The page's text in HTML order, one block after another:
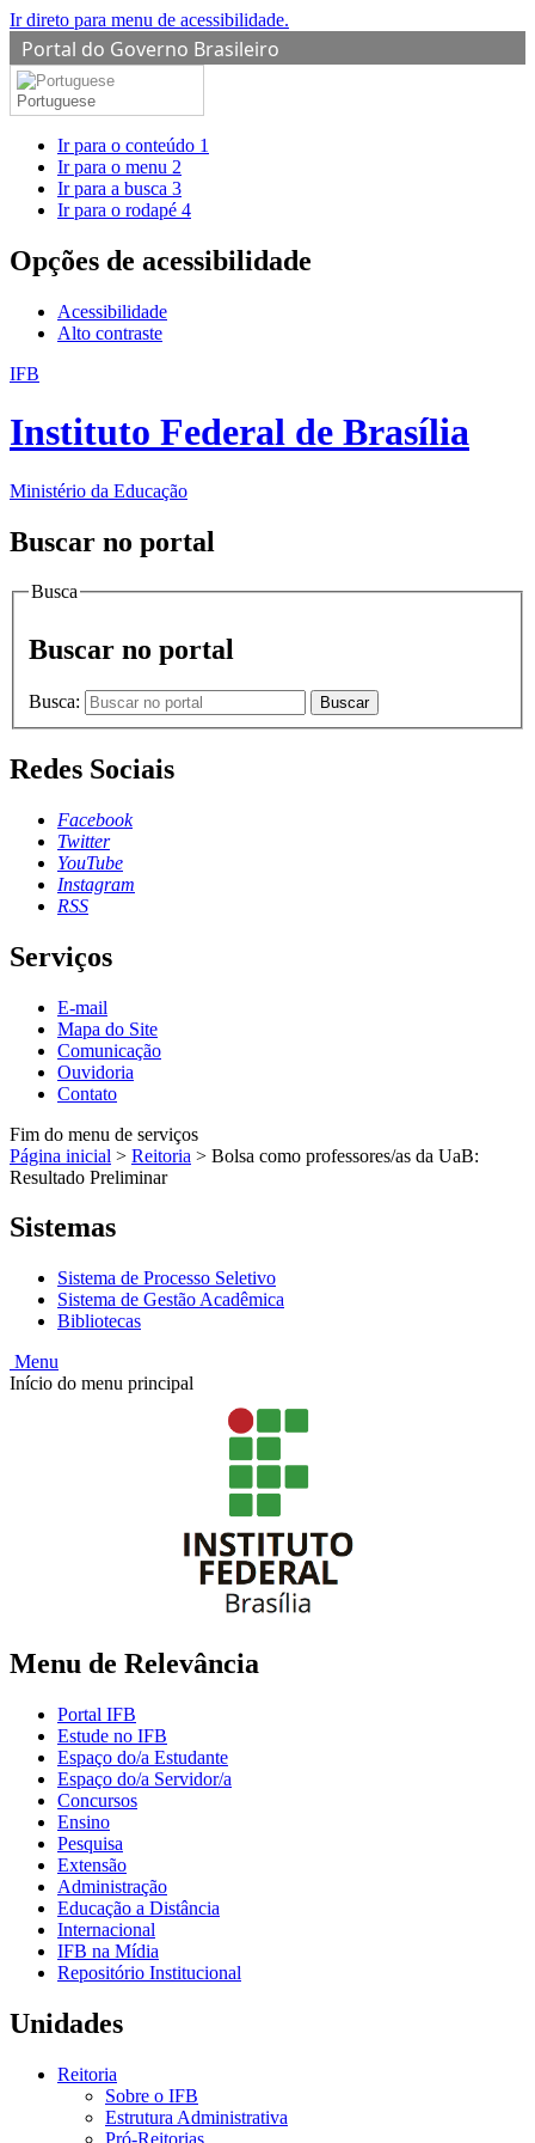
Ir direto para menu de acessibilidade.
Portal do Governo Brasileiro
Portuguese
Ir para o conteúdo 1
Ir para o menu 2
Ir para a busca 3
Ir para o rodapé 4
Opções de acessibilidade
Acessibilidade
Alto contraste
IFB
Instituto Federal de Brasília
Ministério da Educação
Buscar no portal
Busca
Buscar no portal
Busca: Buscar
Redes Sociais
Facebook
Twitter
YouTube
Instagram
RSS
Serviços
E-mail
Mapa do Site
Comunicação
Ouvidoria
Contato
Fim do menu de serviços
Página inicial > Reitoria > Bolsa como professores/as da UaB:
Resultado Preliminar
Sistemas
Sistema de Processo Seletivo
Sistema de Gestão Acadêmica
Bibliotecas
Menu
Início do menu principal
Menu de Relevância
Portal IFB
Estude no IFB
Espaço do/a Estudante
Espaço do/a Servidor/a
Concursos
Ensino
Pesquisa
Extensão
Administração
Educação a Distância
Internacional
IFB na Mídia
Repositório Institucional
Unidades
Reitoria
Sobre o IFB
Estrutura Administrativa
Pró-Reitorias